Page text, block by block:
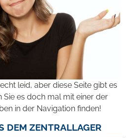
leid, aber diese Seite gibt es
Sie es doch mal mit einer der
in der Navigation finden!
DEM ZENTRALLAGER